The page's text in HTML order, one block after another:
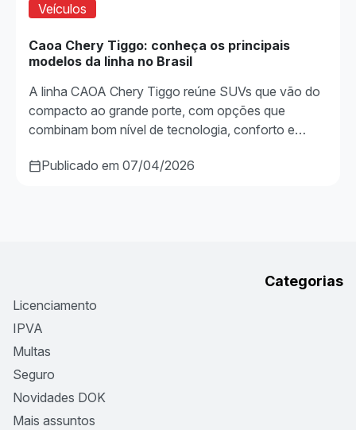
Veículos
Caoa Chery Tiggo: conheça os principais
modelos da linha no Brasil
A linha CAOA Chery Tiggo reúne SUVs que vão do
compacto ao grande porte, com opções que
combinam bom nível de tecnologia, conforto e…
Publicado em 07/04/2026
Categorias
Licenciamento
IPVA
Multas
Seguro
Novidades DOK
Mais assuntos